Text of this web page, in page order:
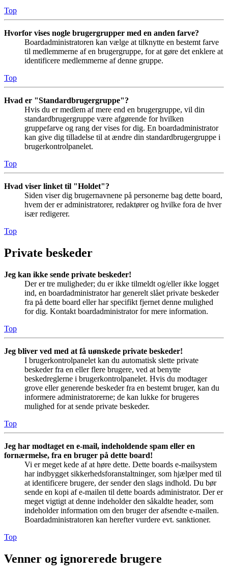
Top
Hvorfor vises nogle brugergrupper med en anden farve?
Boardadministratoren kan vælge at tilknytte en bestemt farve
til medlemmerne af en brugergruppe, for at gøre det enklere at
identificere medlemmerne af denne gruppe.
Top
Hvad er "Standardbrugergruppe"?
Hvis du er medlem af mere end en brugergruppe, vil din
standardbrugergruppe være afgørende for hvilken
gruppefarve og rang der vises for dig. En boardadministrator
kan give dig tilladelse til at ændre din standardbrugergruppe i
brugerkontrolpanelet.
Top
Hvad viser linket til "Holdet"?
Siden viser dig brugernavnene på personerne bag dette board,
hvem der er administratorer, redaktører og hvilke fora de hver
især redigerer.
Top
Private beskeder
Jeg kan ikke sende private beskeder!
Der er tre muligheder; du er ikke tilmeldt og/eller ikke logget
ind, en boardadministrator har generelt slået private beskeder
fra på dette board eller har specifikt fjernet denne mulighed
for dig. Kontakt boardadministrator for mere information.
Top
Jeg bliver ved med at få uønskede private beskeder!
I brugerkontrolpanelet kan du automatisk slette private
beskeder fra en eller flere brugere, ved at benytte
beskedreglerne i brugerkontrolpanelet. Hvis du modtager
grove eller generende beskeder fra en bestemt bruger, kan du
informere administratorerne; de kan lukke for brugeres
mulighed for at sende private beskeder.
Top
Jeg har modtaget en e-mail, indeholdende spam eller en
fornærmelse, fra en bruger på dette board!
Vi er meget kede af at høre dette. Dette boards e-mailsystem
har indbygget sikkerhedsforanstaltninger, som hjælper med til
at identificere brugere, der sender den slags indhold. Du bør
sende en kopi af e-mailen til dette boards administrator. Der er
meget vigtigt at denne indeholder den såkaldte header, som
indeholder information om den bruger der afsendte e-mailen.
Boardadministratoren kan herefter vurdere evt. sanktioner.
Top
Venner og ignorerede brugere